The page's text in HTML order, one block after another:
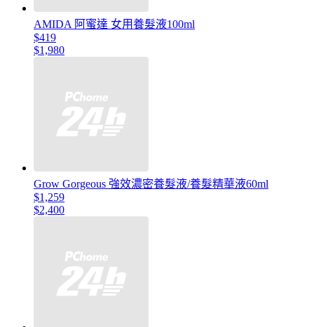
AMIDA 阿蜜達 女用養髮液100ml
$419
$1,980
Grow Gorgeous 強效濃密養髮液/養髮精華液60ml
$1,259
$2,400